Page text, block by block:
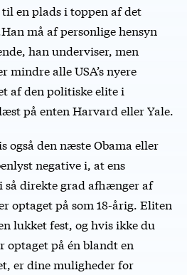
en plads i toppen af det
må af personlige hensyn
han underviser, men
mindre alle USA’s nyere
af den politiske elite i
på enten Harvard eller Yale.
også den næste Obama eller
negative i, at ens
direkte grad afhænger af
optaget på som 18-årig. Eliten
lukket fest, og hvis ikke du
optaget på én blandt en
er dine muligheder for